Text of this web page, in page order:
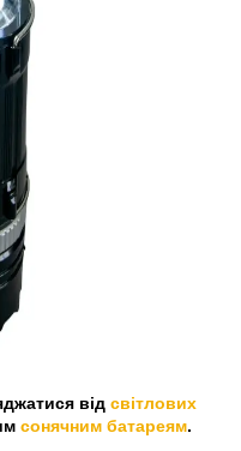
від світлових
сонячним батареям.